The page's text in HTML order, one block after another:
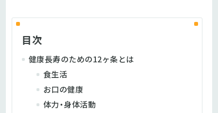
目次
健康長寿のための12ヶ条とは
食生活
お口の健康
体力・身体活動